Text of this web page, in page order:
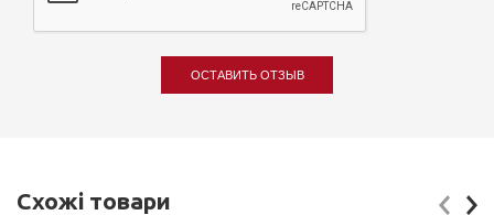
ОСТАВИТЬ ОТЗЫВ
Схожі товари